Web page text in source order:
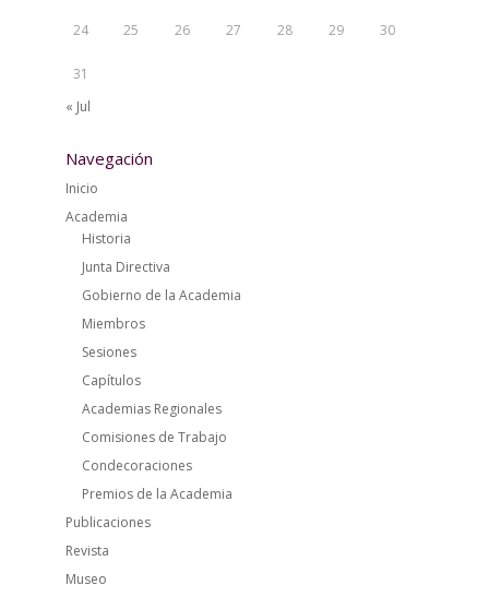
24 25 26 27 28 29 30
31
« Jul
Navegación
Inicio
Academia
Historia
Junta Directiva
Gobierno de la Academia
Miembros
Sesiones
Capítulos
Academias Regionales
Comisiones de Trabajo
Condecoraciones
Premios de la Academia
Publicaciones
Revista
Museo